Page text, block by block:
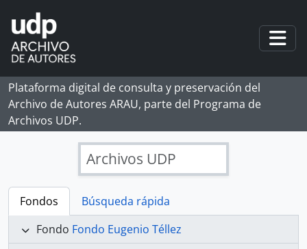
Skip to main content
Plataforma digital de consulta y preservación del
Archivo de Autores ARAU, parte del Programa de
Archivos UDP.
Archivos UDP
Fondos
Búsqueda rápida
Fondo Fondo Eugenio Téllez